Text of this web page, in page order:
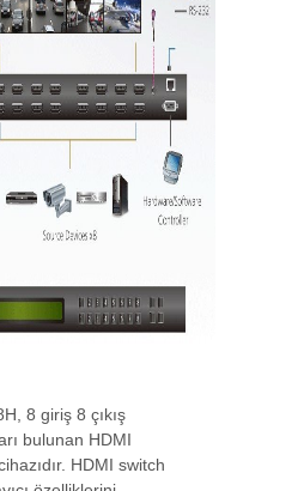
4K HDMI Çoklayıcı
4K-->
HDMI Çoklayıcı
8 giriş 8 çıkış
bulunan HDMI
HDMI switch